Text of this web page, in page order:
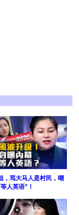
，骂大马人是村民，嘲
人英语”！